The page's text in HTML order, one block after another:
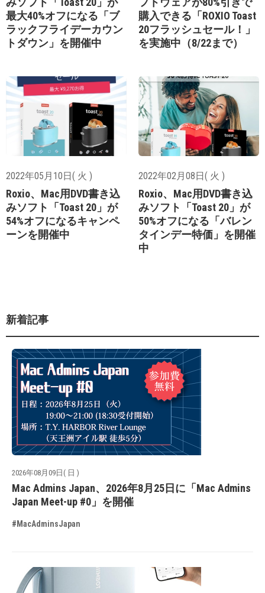
最大40%オフになる「ブ
ラックフライデーカウン
トダウン」を開催中
購入できる「ROXIO Toast
20フラッシュセール！」
を実施中（8/22まで）
2022年05月10日( 火 )
Roxio、Mac用DVD書き込
みソフト「Toast 20」が
54%オフになるキャンペ
ーンを開催中
2022年02月08日( 火 )
Roxio、Mac用DVD書き込
みソフト「Toast 20」が
50%オフになる「バレン
タインデー特価」を開催
中
新着記事
2026年08月09日( 日 )
Mac Admins Japan、2026年8月25日に「Mac Admins
Japan Meet-up #0」を開催
#MacAdminsJapan